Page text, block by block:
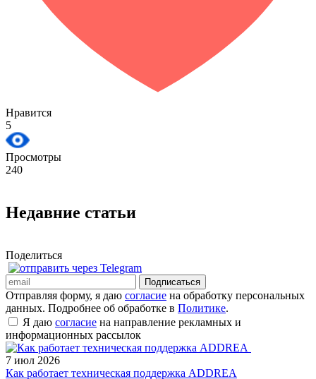
Нравится
5
Просмотры
240
Недавние статьи
Поделиться
Подписаться
Отправляя форму, я даю согласие на обработку персональных
данных. Подробнее об обработке в Политике.
Я даю согласие на направление рекламных и
информационных рассылок
7 июл 2026
Как работает техническая поддержка ADDREA